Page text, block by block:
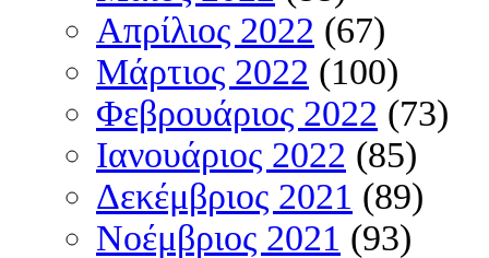
Απρίλιος 2022 (67)
Μάρτιος 2022 (100)
Φεβρουάριος 2022 (73)
Ιανουάριος 2022 (85)
Δεκέμβριος 2021 (89)
Νοέμβριος 2021 (93)